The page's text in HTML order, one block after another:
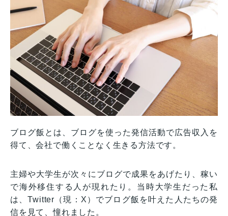
ブログ飯とは、ブログを使った発信活動で広告収入を
得て、会社で働くことなく生きる方法です。
主婦や大学生が次々にブログで成果をあげたり、稼い
で海外移住する人が現れたり。当時大学生だった私
は、Twitter（現：X）でブログ飯を叶えた人たちの発
信を見て、憧れました。